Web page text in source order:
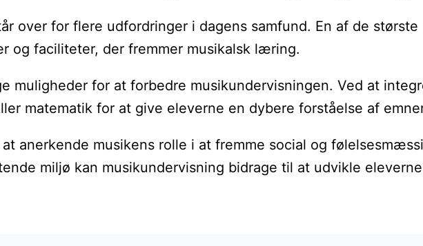
over for flere udfordringer i dagens samfund. En af de
og faciliteter, der fremmer musikalsk læring.
muligheder for at forbedre musikundervisningen. Ved at
matematik for at give eleverne en dybere forståelse af
anerkende musikens rolle i at fremme social og
miljø kan musikundervisning bidrage til at udvikle